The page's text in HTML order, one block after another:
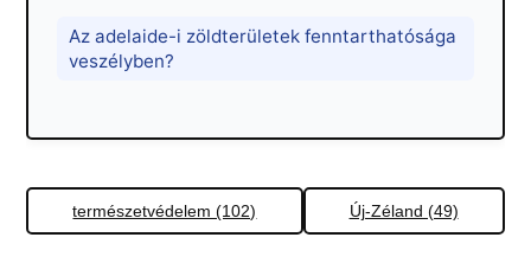
Az adelaide-i zöldterületek fenntarthatósága
veszélyben?
természetvédelem (102) Új-Zéland (49)